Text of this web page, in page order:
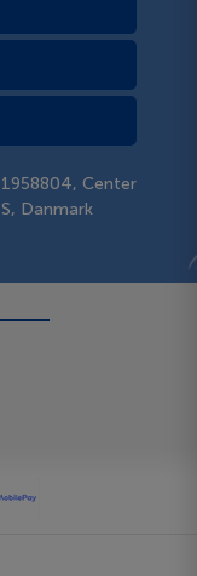
Center
Danmark